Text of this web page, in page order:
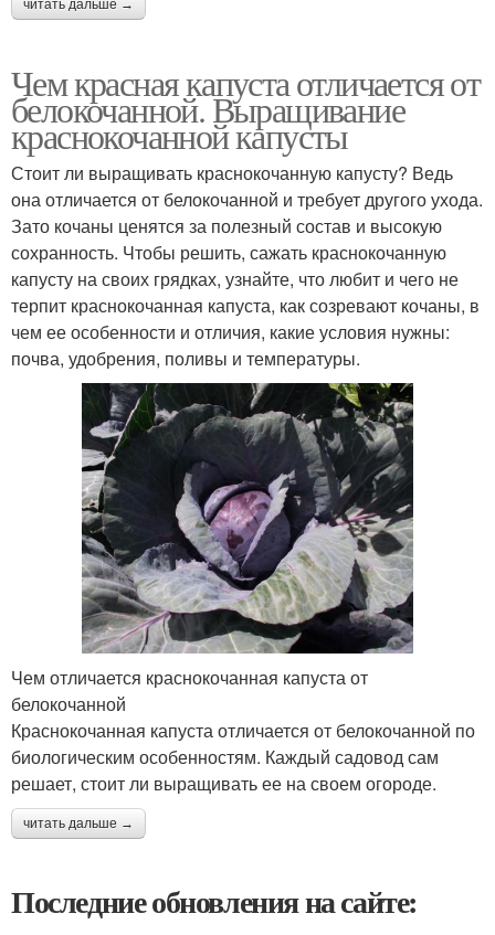
читать дальше →
Чем красная капуста отличается от
белокочанной. Выращивание
краснокочанной капусты
Стоит ли выращивать краснокочанную капусту? Ведь
она отличается от белокочанной и требует другого ухода.
Зато кочаны ценятся за полезный состав и высокую
сохранность. Чтобы решить, сажать краснокочанную
капусту на своих грядках, узнайте, что любит и чего не
терпит краснокочанная капуста, как созревают кочаны, в
чем ее особенности и отличия, какие условия нужны:
почва, удобрения, поливы и температуры.
Чем отличается краснокочанная капуста от
белокочанной
Краснокочанная капуста отличается от белокочанной по
биологическим особенностям. Каждый садовод сам
решает, стоит ли выращивать ее на своем огороде.
читать дальше →
Последние обновления на сайте: